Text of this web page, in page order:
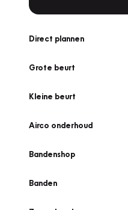
Direct plannen
Grote beurt
Kleine beurt
Airco onderhoud
Bandenshop
Banden